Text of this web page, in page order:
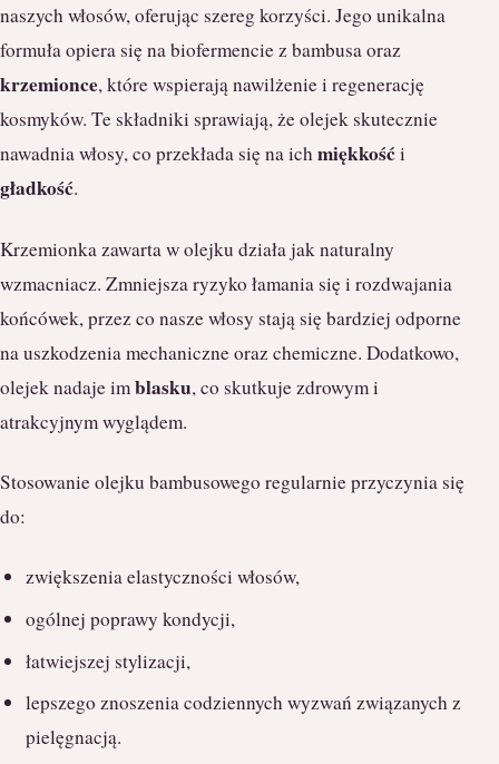
naszych włosów, oferując szereg korzyści. Jego unikalna
formuła opiera się na biofermencie z bambusa oraz
krzemionce, które wspierają nawilżenie i regenerację
kosmyków. Te składniki sprawiają, że olejek skutecznie
nawadnia włosy, co przekłada się na ichmiękkośći
gładkość.
Krzemionka zawarta w olejku działa jak naturalny
wzmacniacz. Zmniejsza ryzyko łamania się i rozdwajania
końcówek, przez co nasze włosy stają się bardziej odporne
na uszkodzenia mechaniczne oraz chemiczne. Dodatkowo,
olejek nadaje imblasku, co skutkuje zdrowym i
atrakcyjnym wyglądem.
Stosowanie olejku bambusowego regularnie przyczynia się
do:
zwiększenia elastyczności włosów,
ogólnej poprawy kondycji,
łatwiejszej stylizacji,
lepszego znoszenia codziennych wyzwań związanych z
pielęgnacją.